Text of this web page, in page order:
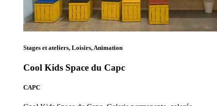
Stages et ateliers, Loisirs, Animation
Cool Kids Space du Capc
CAPC